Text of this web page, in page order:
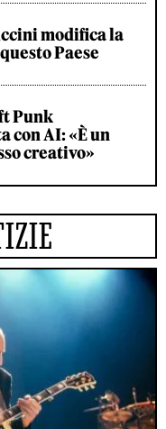
modifica la
Paese
Punk
con AI: «È un
creativo»